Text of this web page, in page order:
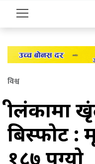
विश्व
श्रीलंकामा
बिस्फोट :
१८७ पुग्यो